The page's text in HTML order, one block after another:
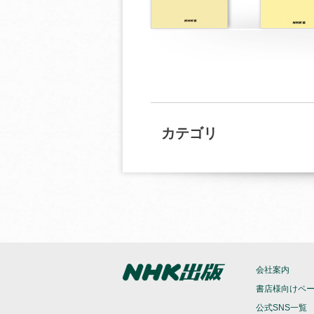
カテゴリ
会社案内
書店様向けペ
公式SNS一覧